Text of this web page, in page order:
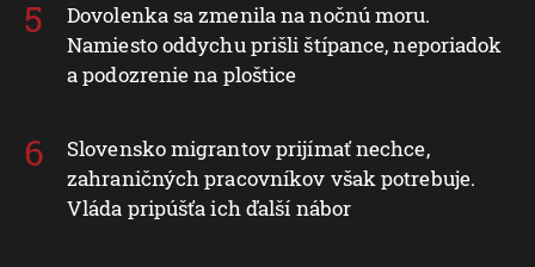
Dovolenka sa zmenila na nočnú moru.
Namiesto oddychu prišli štípance, neporiadok
a podozrenie na ploštice
Slovensko migrantov prijímať nechce,
zahraničných pracovníkov však potrebuje.
Vláda pripúšťa ich ďalší nábor